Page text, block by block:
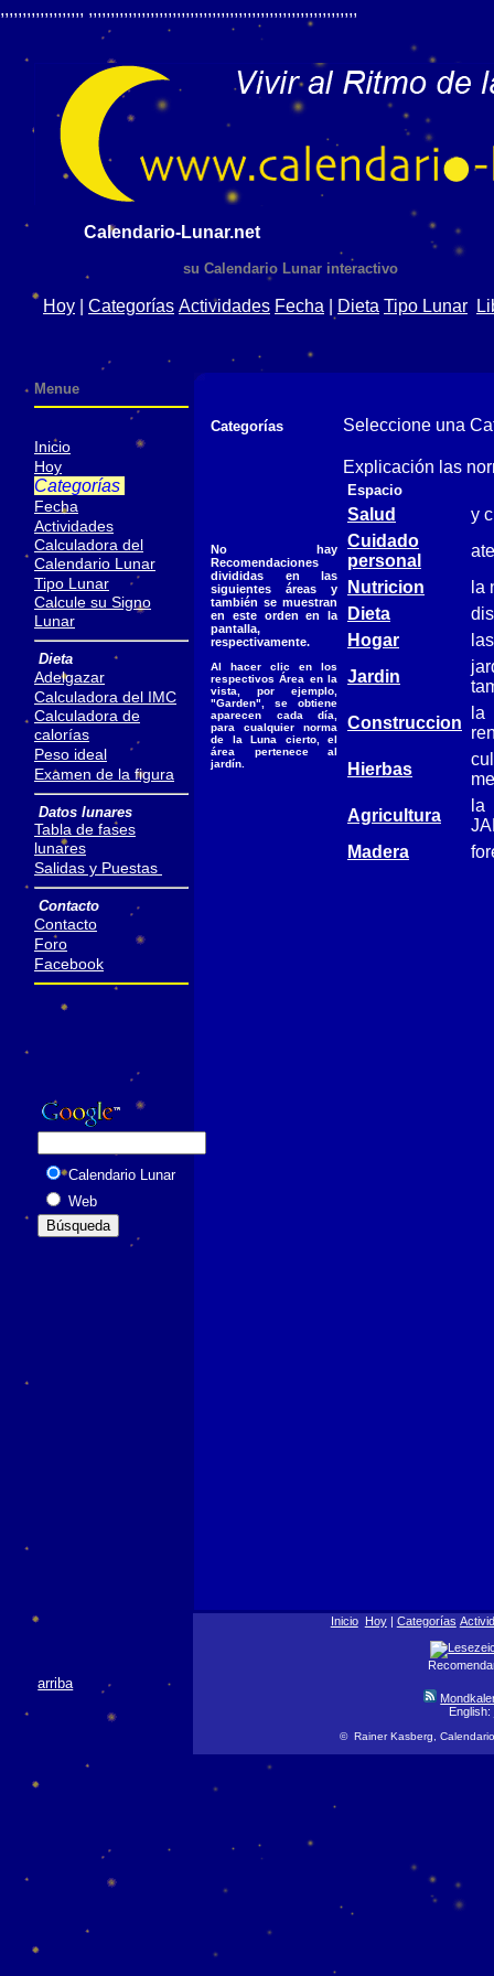
,,,,,,,,,,,,,,,,,,, ,,,,,,,,,,,,,,,,,,,,,,,,,,,,,,,,,,,,,,,,,,,,,,,,,,,,,,,,,,,,,
Calendario-Lunar.net
su Calendario Lunar interactivo
Hoy Categorías Actividades Fecha Dieta Tipo Lunar
Categorías Seleccione una
No hay
Recomendaciones
divididas en las
siguientes áreas y
también se muestran
en este orden en la
pantalla,
respectivamente.
Al hacer clic en los
respectivos Área en la
vista, por ejemplo,
"Garden", se obtiene
aparecen cada día,
para cualquier norma
de la Luna cierto, el
área pertenece al
jardín.
Explicación las
Espacio
Salud
y
Cuidado
personal
Nutricion
la
Dieta
Hogar
Jardin
Construccion
Hierbas
Agricultura
la
Madera
Menue
Inicio
Hoy
Categorías
Fecha
Actividades
Calculadora del
Calendario Lunar
Tipo Lunar
Calcule su Signo
Lunar
Dieta
Adelgazar
Calculadora del IMC
Calculadora de
calorías
Peso ideal
Examen de la figura
Datos lunares
Tabla de fases
lunares
Salidas y Puestas
Contacto
Contacto
Foro
Facebook
Calendario Lunar
Web
arriba
Inicio Hoy| Categorías
English:
© Rainer Kasberg,